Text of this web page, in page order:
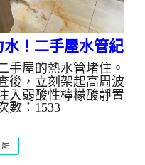
！二手屋水管紀
環中路 清洗水管
手屋的熱水管堵住。
後，立刻架起高周波
入弱酸性檸檬酸靜置
所料，螺旋波模式一
累積在管壁的泥沙與
小時的努力，水終於
數：1533
尾